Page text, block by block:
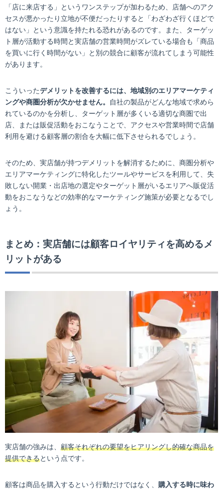
「店に来店する」というワンステップが加わるため、店舗へのアク
セスが悪かったり立地が不便だったりすると「わざわざ行くほどで
はない」という意識を持たれる恐れがあるのです。また、ターゲッ
ト層が活動する時間と実店舗の営業時間がズレている場合も「商品
を買いに行く時間がない」と別の競合に顧客が流れてしまう可能性
があります。
こういったデメリットを改善するには、地域別のエリアマーケティ
ングや商圏分析が欠かせません。
自社の製品がどんな地域で求めら
れているのかを分析し、ターゲット層が多くいる適切な商圏で出
店、または販促活動をおこなうことで、アクセスや営業時間で店舗
利用を避ける顧客層の割合を大幅に低下させられるでしょう。
そのため、実店舗が持つデメリットを解消するために、商圏分析や
エリアマーケティングに特化したツールやサービスを利用して、失
敗しない開業・出店地の選定やターゲット層がいるエリアへ販促活
動をおこなうなどの効率的なマーケティング施策が必要となるでし
ょう。
まとめ：実店舗には顧客ロイヤリティを高めるメ
リットがある
実店舗の強みは、 顧客それぞれの要望をヒアリングし的確な商品を
提供できるという点です。
顧客は商品を購入するという行動だけではなく、 購入する時に味わ